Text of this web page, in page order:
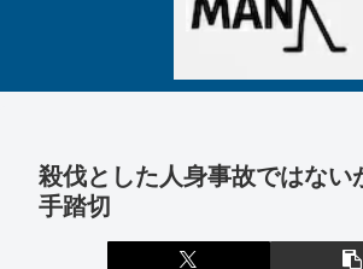
殺伐とした人身事故ではない
手踏切